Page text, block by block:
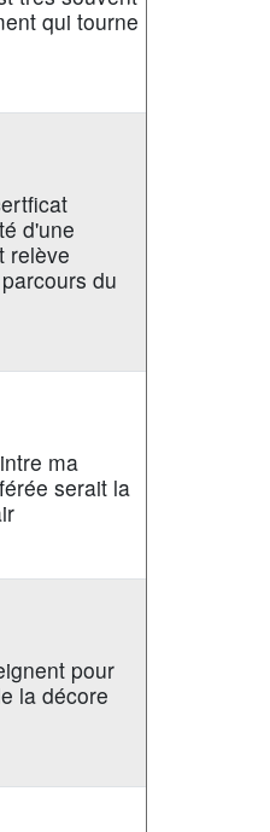
qui tourne
d'une
relève
du
ma
serait la
pour
la décore